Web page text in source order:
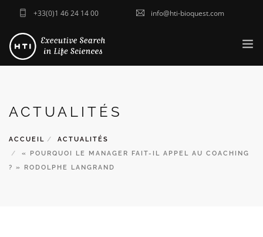
+33(0)1 46 24 14 00 info@hti-bioquest.com
NOS SOLUTIONS
ACTUALITÉS
ACCUEIL
ACTUALITÉS
« POURQUOI LE MANAGER FAIT-IL APPEL AU COACHING
? » RODOLPHE LANGRAND